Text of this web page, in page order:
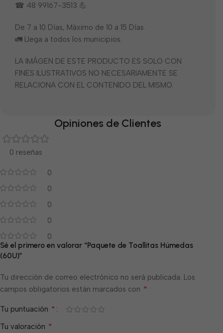
☎ 48 99167-3513 💪
De 7 a 10 Días, Máximo de 10 a 15 Días.
🚛 Llega a todos los municipios.
LA IMÁGEN DE ESTE PRODUCTO ES SOLO CON
FINES ILUSTRATIVOS NO NECESARIAMENTE SE
RELACIONA CON EL CONTENIDO DEL MISMO.
Opiniones de Clientes
0 reseñas
0
0
0
0
0
Sé el primero en valorar “Paquete de Toallitas Húmedas
(60U)”
Tu dirección de correo electrónico no será publicada. Los
campos obligatorios están marcados con *
Tu puntuación *
Tu valoración *